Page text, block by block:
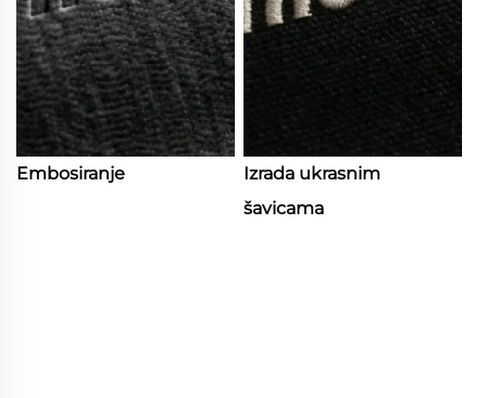
Embosiranje
Izrada ukrasnim
šavicama